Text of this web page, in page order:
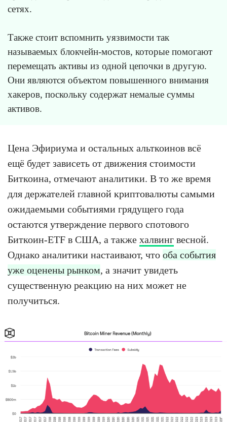
сетях.
Также стоит вспомнить уязвимости так
называемых блокчейн-мостов, которые помогают
перемещать активы из одной цепочки в другую.
Они являются объектом повышенного внимания
хакеров, поскольку содержат немалые суммы
активов.
Цена Эфириума и остальных альткоинов всё
ещё будет зависеть от движения стоимости
Биткоина, отмечают аналитики. В то же время
для держателей главной криптовалюты самыми
ожидаемыми событиями грядущего года
остаются утверждение первого спотового
Биткоин-ETF в США, а также халвинг весной.
Однако аналитики настаивают, что оба события
уже оценены рынком, а значит увидеть
существенную реакцию на них может не
получиться.